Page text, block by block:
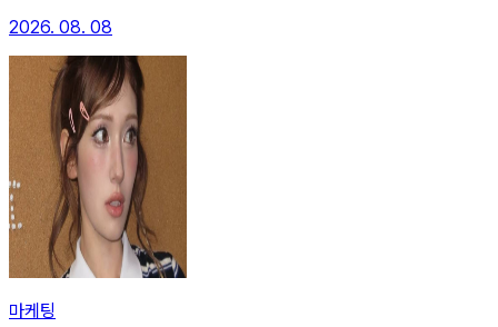
2026. 08. 08
마케팅